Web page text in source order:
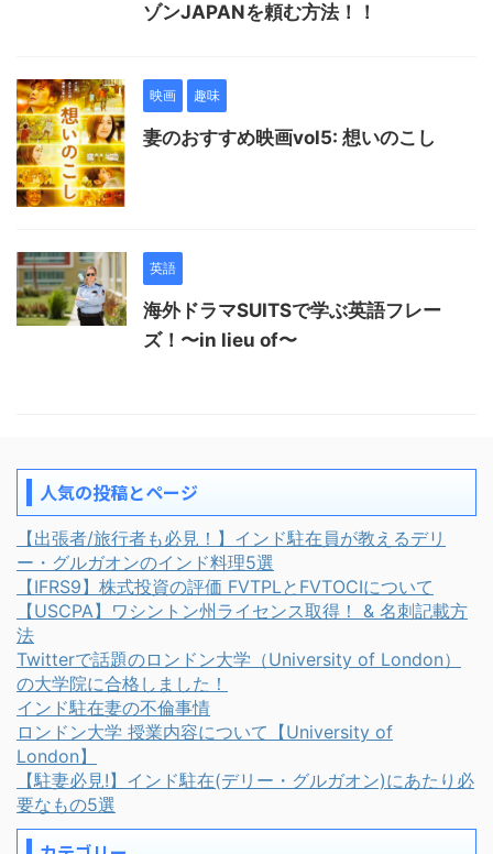
ゾンJAPANを頼む方法！！
映画 趣味
妻のおすすめ映画vol5: 想いのこし
英語
海外ドラマSUITSで学ぶ英語フレー
ズ！〜in lieu of〜
人気の投稿とページ
【出張者/旅行者も必見！】インド駐在員が教えるデリ
ー・グルガオンのインド料理5選
【IFRS9】株式投資の評価 FVTPLとFVTOCIについて
【USCPA】ワシントン州ライセンス取得！ & 名刺記載方
法
Twitterで話題のロンドン大学（University of London）
の大学院に合格しました！
インド駐在妻の不倫事情
ロンドン大学 授業内容について【University of
London】
【駐妻必見!】インド駐在(デリー・グルガオン)にあたり必
要なもの5選